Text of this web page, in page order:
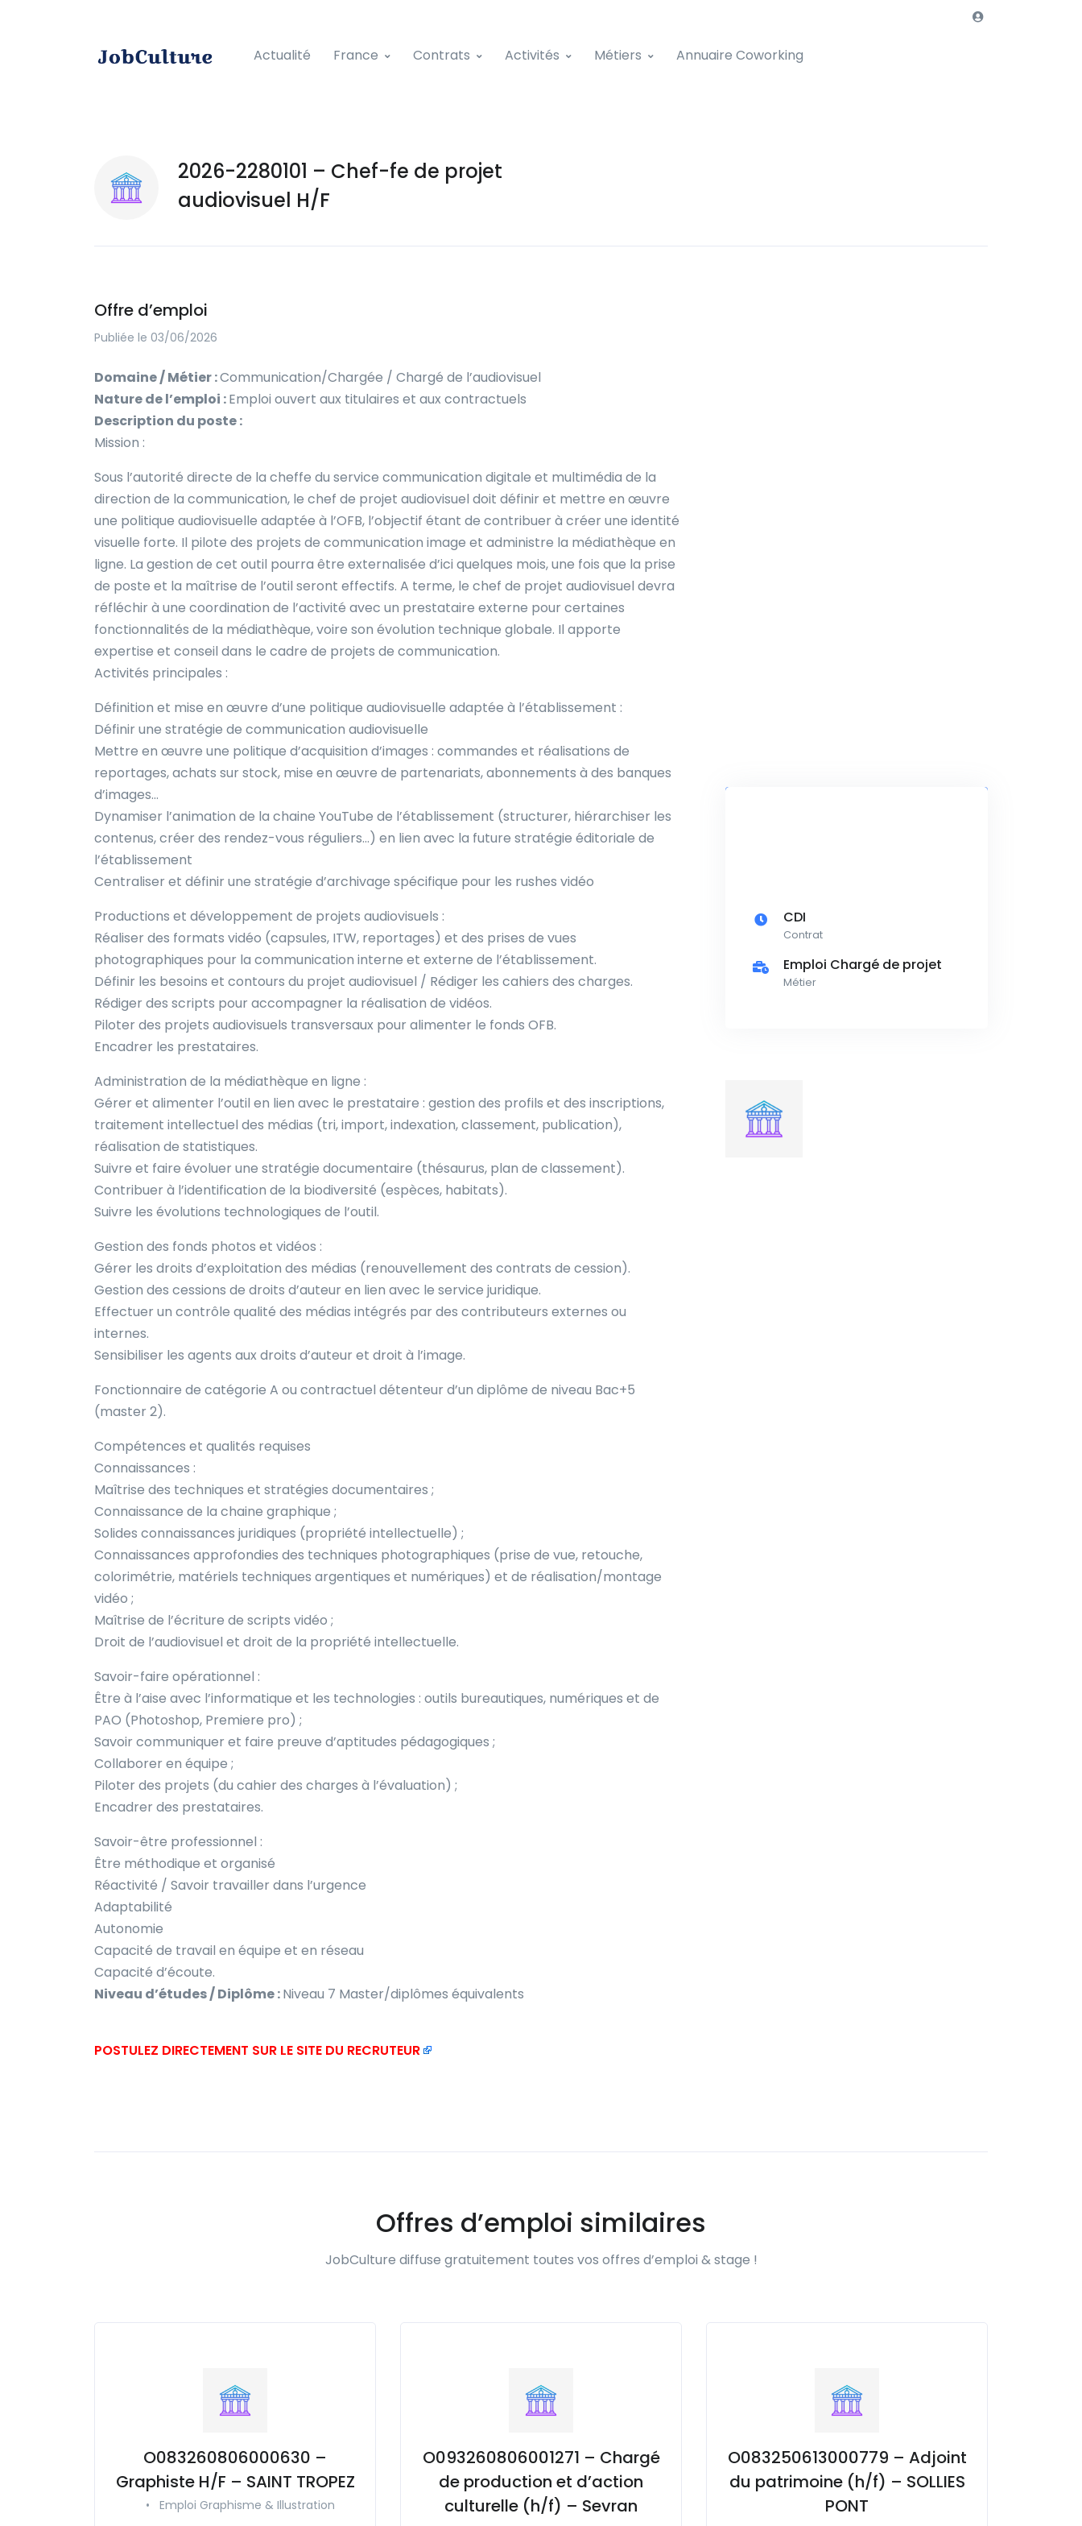
Actualité France Contrats Activités Métiers Annuaire Coworking
2026-2280101 – Chef-fe de projet
audiovisuel H/F
Offre d’emploi
Publiée le 03/06/2026
Domaine / Métier :Communication/Chargée / Chargé de l’audiovisuel
Nature de l’emploi :Emploi ouvert aux titulaires et aux contractuels
Description du poste :
Mission :
Sous l’autorité directe de la cheffe du service communication digitale et multimédia de la
direction de la communication, le chef de projet audiovisuel doit définir et mettre en œuvre
une politique audiovisuelle adaptée à l’OFB, l’objectif étant de contribuer à créer une identité
visuelle forte. Il pilote des projets de communication image et administre la médiathèque en
ligne. La gestion de cet outil pourra être externalisée d’ici quelques mois, une fois que la prise
de poste et la maîtrise de l’outil seront effectifs. A terme, le chef de projet audiovisuel devra
réfléchir à une coordination de l’activité avec un prestataire externe pour certaines
fonctionnalités de la médiathèque, voire son évolution technique globale. Il apporte
expertise et conseil dans le cadre de projets de communication.
Activités principales :
Définition et mise en œuvre d’une politique audiovisuelle adaptée à l’établissement :
Définir une stratégie de communication audiovisuelle
Mettre en œuvre une politique d’acquisition d’images : commandes et réalisations de
reportages, achats sur stock, mise en œuvre de partenariats, abonnements à des banques
d’images…
Dynamiser l’animation de la chaine YouTube de l’établissement (structurer, hiérarchiser les
contenus, créer des rendez-vous réguliers…) en lien avec la future stratégie éditoriale de
l’établissement
Centraliser et définir une stratégie d’archivage spécifique pour les rushes vidéo
Productions et développement de projets audiovisuels :
Réaliser des formats vidéo (capsules, ITW, reportages) et des prises de vues
photographiques pour la communication interne et externe de l’établissement.
Définir les besoins et contours du projet audiovisuel / Rédiger les cahiers des charges.
Rédiger des scripts pour accompagner la réalisation de vidéos.
Piloter des projets audiovisuels transversaux pour alimenter le fonds OFB.
Encadrer les prestataires.
Administration de la médiathèque en ligne :
Gérer et alimenter l’outil en lien avec le prestataire : gestion des profils et des inscriptions,
traitement intellectuel des médias (tri, import, indexation, classement, publication),
réalisation de statistiques.
Suivre et faire évoluer une stratégie documentaire (thésaurus, plan de classement).
Contribuer à l’identification de la biodiversité (espèces, habitats).
Suivre les évolutions technologiques de l’outil.
Gestion des fonds photos et vidéos :
Gérer les droits d’exploitation des médias (renouvellement des contrats de cession).
Gestion des cessions de droits d’auteur en lien avec le service juridique.
Effectuer un contrôle qualité des médias intégrés par des contributeurs externes ou
internes.
Sensibiliser les agents aux droits d’auteur et droit à l’image.
Fonctionnaire de catégorie A ou contractuel détenteur d’un diplôme de niveau Bac+5
(master 2).
Compétences et qualités requises
Connaissances :
Maîtrise des techniques et stratégies documentaires ;
Connaissance de la chaine graphique ;
Solides connaissances juridiques (propriété intellectuelle) ;
Connaissances approfondies des techniques photographiques (prise de vue, retouche,
colorimétrie, matériels techniques argentiques et numériques) et de réalisation/montage
vidéo ;
Maîtrise de l’écriture de scripts vidéo ;
Droit de l’audiovisuel et droit de la propriété intellectuelle.
Savoir-faire opérationnel :
Être à l’aise avec l’informatique et les technologies : outils bureautiques, numériques et de
PAO (Photoshop, Premiere pro) ;
Savoir communiquer et faire preuve d’aptitudes pédagogiques ;
Collaborer en équipe ;
Piloter des projets (du cahier des charges à l’évaluation) ;
Encadrer des prestataires.
Savoir-être professionnel :
Être méthodique et organisé
Réactivité / Savoir travailler dans l’urgence
Adaptabilité
Autonomie
Capacité de travail en équipe et en réseau
Capacité d’écoute.
Niveau d’études / Diplôme :Niveau 7 Master/diplômes équivalents
POSTULEZ DIRECTEMENT SUR LE SITE DU RECRUTEUR
CDI
Contrat
Emploi Chargé de projet
Métier
Offres d’emploi similaires
JobCulture diffuse gratuitement toutes vos offres d’emploi & stage !
O083260806000630 –
Graphiste H/F – SAINT TROPEZ
• Emploi Graphisme & Illustration
O093260806001271 – Chargé
de production et d’action
culturelle (h/f) – Sevran
O083250613000779 – Adjoint
du patrimoine (h/f) – SOLLIES
PONT